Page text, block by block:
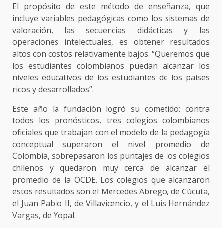
El propósito de este método de enseñanza, que
incluye variables pedagógicas como los sistemas de
valoración, las secuencias didácticas y las
operaciones intelectuales, es obtener resultados
altos con costos relativamente bajos. “Queremos que
los estudiantes colombianos puedan alcanzar los
niveles educativos de los estudiantes de los países
ricos y desarrollados”.
Este año la fundación logró su cometido: contra
todos los pronósticos, tres colegios colombianos
oficiales que trabajan con el modelo de la pedagogía
conceptual superaron el nivel promedio de
Colombia, sobrepasaron los puntajes de los colegios
chilenos y quedaron muy cerca de alcanzar el
promedio de la OCDE. Los colegios que alcanzaron
estos resultados son el Mercedes Abrego, de Cúcuta,
el Juan Pablo II, de Villavicencio, y el Luis Hernández
Vargas, de Yopal.